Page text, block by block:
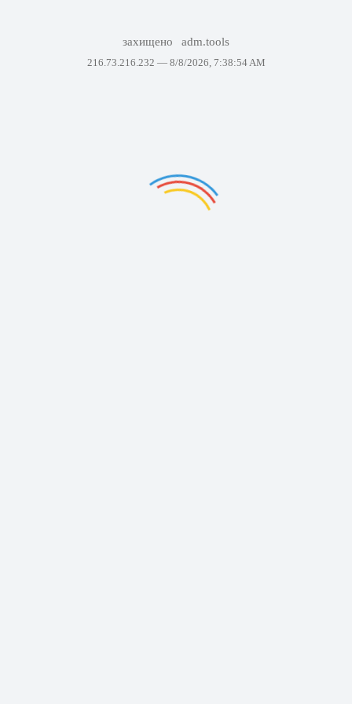
захищено adm.tools
216.73.216.232 — 8/8/2026, 7:38:54 AM